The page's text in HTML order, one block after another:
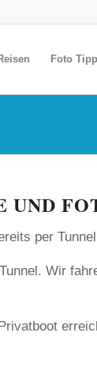
Foto
UND
per
Wir